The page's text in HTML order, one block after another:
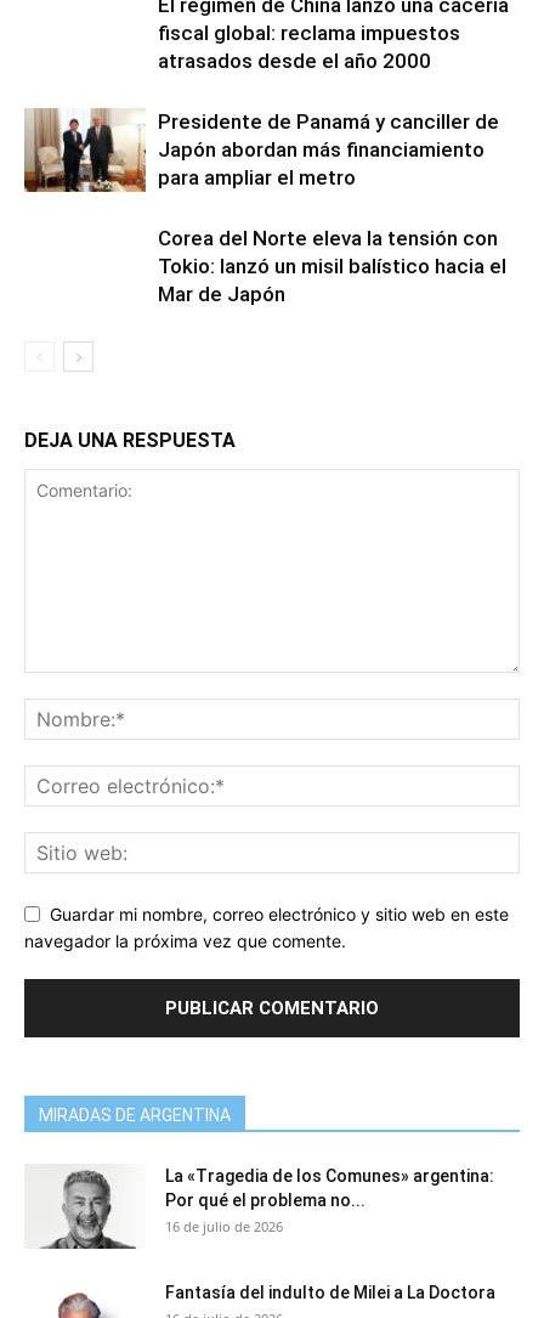
El régimen de China lanzó una cacería
fiscal global: reclama impuestos
atrasados desde el año 2000
Presidente de Panamá y canciller de
Japón abordan más financiamiento
para ampliar el metro
Corea del Norte eleva la tensión con
Tokio: lanzó un misil balístico hacia el
Mar de Japón
DEJA UNA RESPUESTA
Guardar mi nombre, correo electrónico y sitio web en este
navegador la próxima vez que comente.
MIRADAS DE ARGENTINA
La «Tragedia de los Comunes» argentina:
Por qué el problema no...
16 de julio de 2026
Fantasía del indulto de Milei a La Doctora